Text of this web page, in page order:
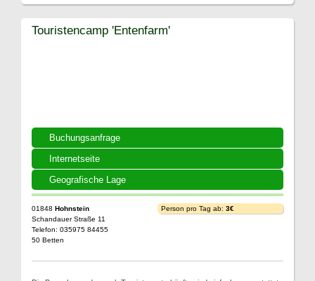
Buchungsanfrage
Internetseite
Geografische Lage
Touristencamp 'Entenfarm'
01848 Hohnstein
Schandauer Straße 11
Telefon: 035975 84455
50 Betten
Person pro Tag ab: 3€